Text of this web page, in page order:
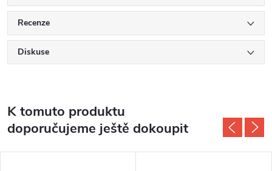
Recenze
Diskuse
K tomuto produktu
doporučujeme ještě dokoupit